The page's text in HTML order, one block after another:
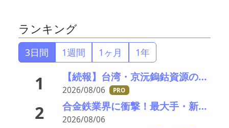
ランキング
3日間 1週間 1ヶ月 1年
1 【続報】台湾・京沅鎢鈷資源の黄会長殺害事件、元従業員を逮捕か／8月8・9日に葬儀執行へ
2026/08/06 PRO
2 合金鉄業界に衝撃！最大手・新日本電工がマレーシア事業から撤退、マンガン市況低迷で72億円の減損
2026/08/06